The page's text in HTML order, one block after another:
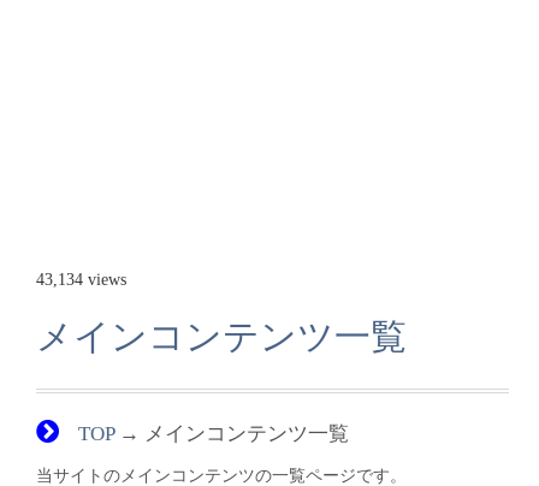
43,134 views
メインコンテンツ一覧
TOP→ メインコンテンツ一覧
当サイトのメインコンテンツの一覧ページです。